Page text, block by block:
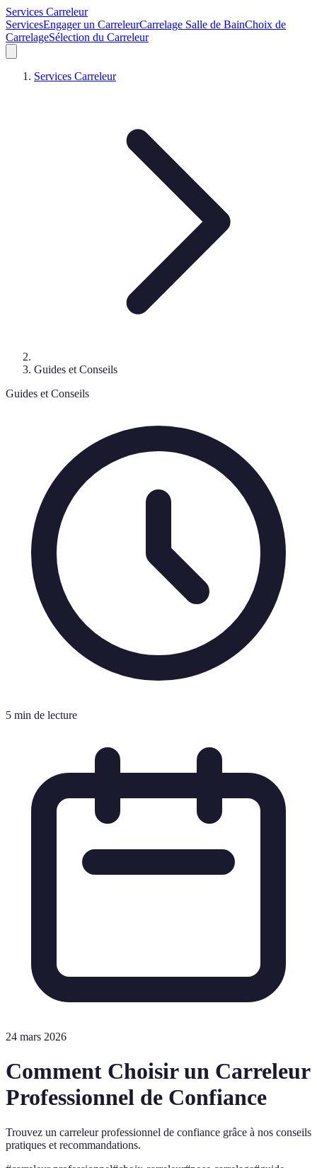
Services Carreleur
ServicesEngager un CarreleurCarrelage Salle de BainChoix de
CarrelageSélection du Carreleur
Services Carreleur
Guides et Conseils
Guides et Conseils
5 min de lecture
24 mars 2026
Comment Choisir un Carreleur
Professionnel de Confiance
Trouvez un carreleur professionnel de confiance grâce à nos conseils
pratiques et recommandations.